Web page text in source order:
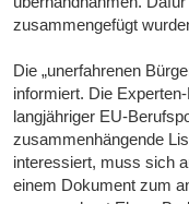
zusammengefügt
Die „unerfahrenen
informiert. Die
langjähriger EU-
zusammenhängende
interessiert, muss sich
einem Dokument zum